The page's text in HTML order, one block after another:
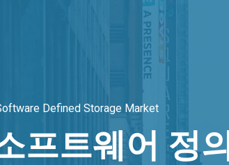
Defined Storage Market
프트웨어 정